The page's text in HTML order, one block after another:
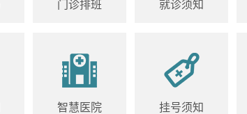
门诊排班 就诊须知
智慧医院 挂号须知